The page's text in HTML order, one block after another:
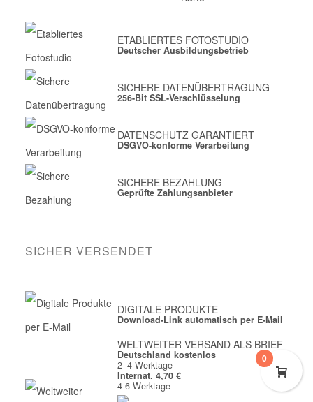
ETABLIERTES FOTOSTUDIO
Deutscher Ausbildungsbetrieb
SICHERE DATENÜBERTRAGUNG
256-Bit SSL-Verschlüsselung
DATENSCHUTZ GARANTIERT
DSGVO-konforme Verarbeitung
SICHERE BEZAHLUNG
Geprüfte Zahlungsanbieter
SICHER VERSENDET
DIGITALE PRODUKTE
Download-Link automatisch per E-Mail
WELTWEITER VERSAND ALS BRIEF
Deutschland kostenlos
2–4 Werktage
Internat. 4,70 €
4-6 Werktage
0